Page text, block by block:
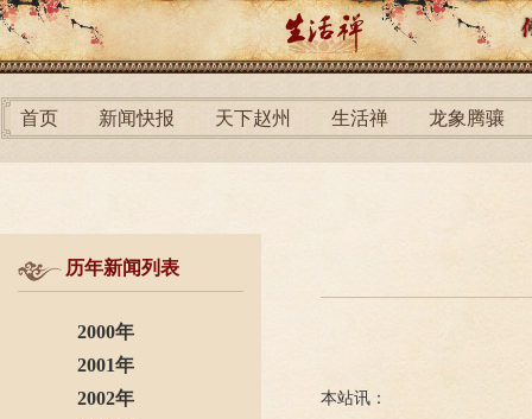
首页 新闻快报 天下赵州 生活禅 龙象腾骧
历年新闻列表
2000年
2001年
2002年
本站讯：